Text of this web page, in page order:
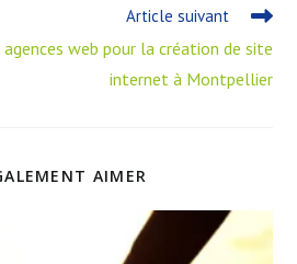
Article suivant
web pour la création de site
internet à Montpellier
AIMER